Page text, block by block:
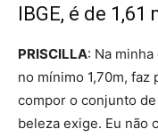
IBGE, é de 1,61
PRISCILLA: Na
no mínimo 1,70m,
compor o conjunto
beleza exige. Eu não